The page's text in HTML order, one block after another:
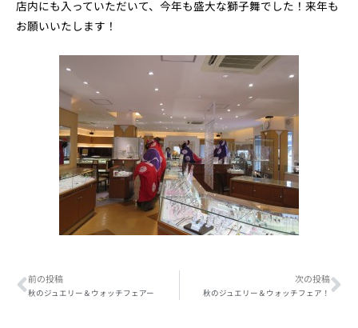
店内にも入っていただいて、今年も盛大な獅子舞でした！来年も
お願いいたします！
Prev
前の投稿
秋のジュエリー＆ウォッチフェアー
次の投稿
秋のジュエリー＆ウォッチフェア！